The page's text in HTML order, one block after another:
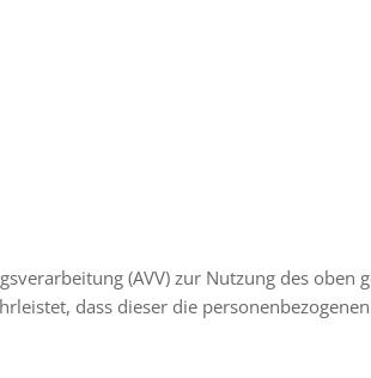
(AVV) zur Nutzung des
dass dieser die